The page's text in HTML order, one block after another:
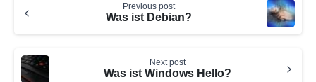
Reading
Previous post
Was ist Debian?
Next post
Was ist Windows Hello?